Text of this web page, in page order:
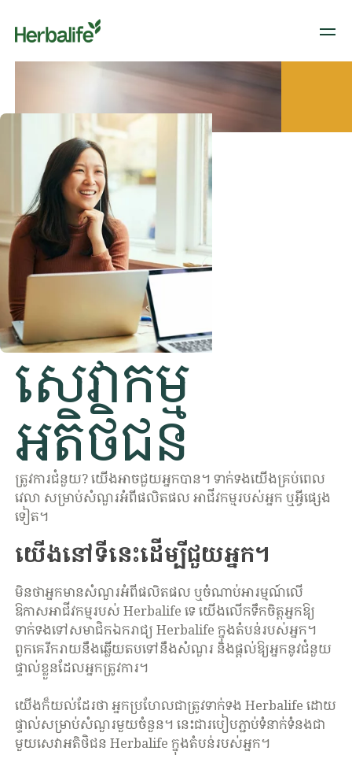
សេវាកម្ម
អតិថិជន
ត្រូវការជំនួយ? យើងអាចជួយអ្នកបាន។ ទាក់ទងយើងគ្រប់ពេល
វេលា សម្រាប់សំណួរអំពីផលិតផល អាជីវកម្មរបស់អ្នក ឬអ្វីផ្សេង
ទៀត។
យើងនៅទីនេះដើម្បីជួយអ្នក។
មិនថាអ្នកមានសំណួរអំពីផលិតផល ឬចំណាប់អារម្មណ៍លើ
ឱកាសអាជីវកម្មរបស់ Herbalife ទេ យើងលើកទឹកចិត្តអ្នកឱ្យ
ទាក់ទងទៅសមាជិកឯករាជ្យ Herbalife ក្នុងតំបន់របស់អ្នក។
ពួកគេរីករាយនឹងឆ្លើយតបទៅនឹងសំណួរ និងផ្តល់ឱ្យអ្នកនូវជំនួយ
ផ្ទាល់ខ្លួនដែលអ្នកត្រូវការ។
យើងក៏យល់ដែរថា អ្នកប្រហែលជាត្រូវទាក់ទង Herbalife ដោយ
ផ្ទាល់សម្រាប់សំណួរមួយចំនួន។ នេះជារបៀបភ្ជាប់ទំនាក់ទំនងជា
មួយសេវាអតិថិជន Herbalife ក្នុងតំបន់របស់អ្នក។